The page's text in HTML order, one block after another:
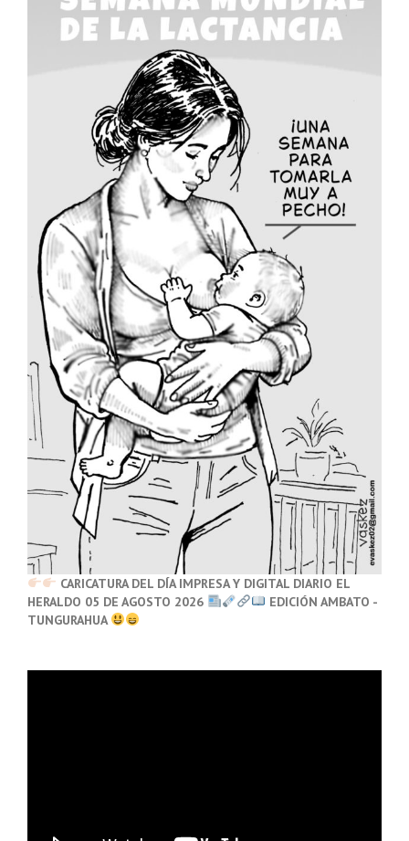
CARICATURA DEL DÍA IMPRESA Y DIGITAL DIARIO EL
HERALDO 05 DE AGOSTO 2026
EDICIÓN AMBATO -
TUNGURAHUA